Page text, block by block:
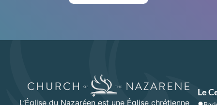
L’Église du Nazaréen est une Église chrétienne
Le